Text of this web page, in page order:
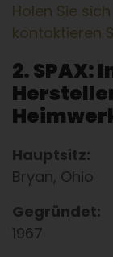
Holen Sie
kontaktieren
2. SPAX:
Hauptsitz:
Bryan, Ohio
Gegründet:
1967